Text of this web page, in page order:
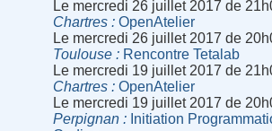
Le mercredi 26 juillet 2017 de
Chartres
OpenAtelier
Le mercredi 26 juillet 2017 de
Toulouse
Rencontre Tetalab
Le mercredi 19 juillet 2017 de
Chartres
OpenAtelier
Le mercredi 19 juillet 2017 de
Perpignan
Initiation